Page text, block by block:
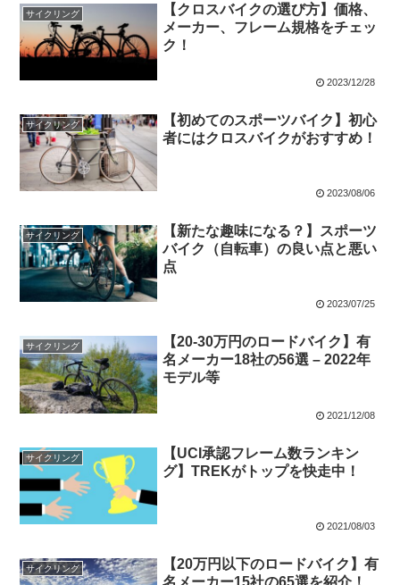
サイクリング
【クロスバイクの選び方】価格、
メーカー、フレーム規格をチェッ
ク！
2023/12/28
サイクリング
【初めてのスポーツバイク】初心
者にはクロスバイクがおすすめ！
2023/08/06
サイクリング
【新たな趣味になる？】スポーツ
バイク（自転車）の良い点と悪い
点
2023/07/25
サイクリング
【20-30万円のロードバイク】有
名メーカー18社の56選 – 2022年
モデル等
2021/12/08
サイクリング
【UCI承認フレーム数ランキン
グ】TREKがトップを快走中！
2021/08/03
サイクリング
【20万円以下のロードバイク】有
名メーカー15社の65選を紹介！